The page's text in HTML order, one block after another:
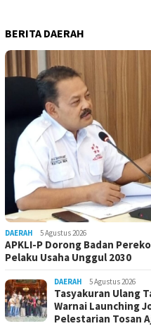
BERITA DAERAH
DAERAH 5 Agustus 2026
APKLI-P Dorong Badan
Pelaku Usaha Unggul 2030
DAERAH 5 Agustus 2026
Tasyakuran Ulang
Warnai Launching
Pelestarian Tosan